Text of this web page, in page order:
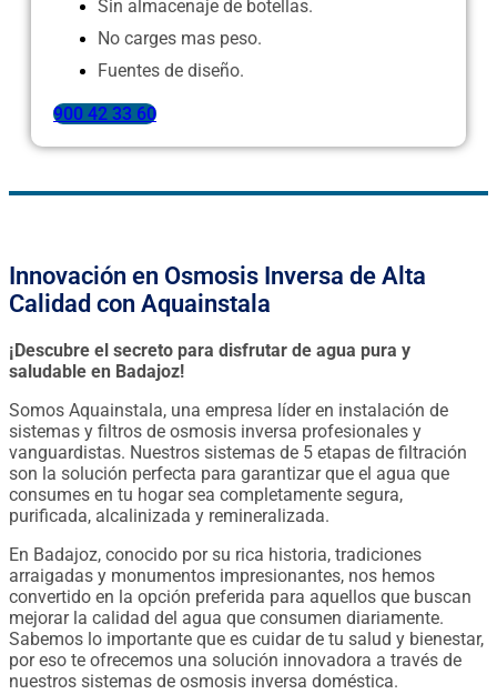
Sin almacenaje de botellas.
No carges mas peso.
Fuentes de diseño.
900 42 33 60
Innovación en Osmosis Inversa de Alta
Calidad con Aquainstala
¡Descubre el secreto para disfrutar de agua pura y
saludable en Badajoz!
Somos Aquainstala, una empresa líder en instalación de
sistemas y filtros de osmosis inversa profesionales y
vanguardistas. Nuestros sistemas de 5 etapas de filtración
son la solución perfecta para garantizar que el agua que
consumes en tu hogar sea completamente segura,
purificada, alcalinizada y remineralizada.
En Badajoz, conocido por su rica historia, tradiciones
arraigadas y monumentos impresionantes, nos hemos
convertido en la opción preferida para aquellos que buscan
mejorar la calidad del agua que consumen diariamente.
Sabemos lo importante que es cuidar de tu salud y bienestar,
por eso te ofrecemos una solución innovadora a través de
nuestros sistemas de osmosis inversa doméstica.